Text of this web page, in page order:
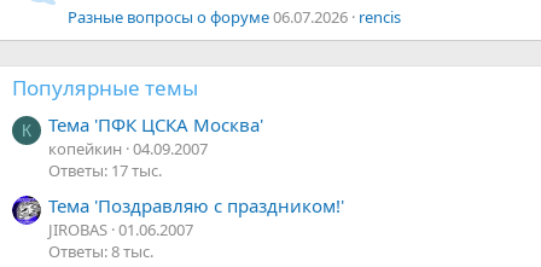
Разные вопросы о форуме06.07.2026 rencis
Популярные темы
К Тема 'ПФК ЦСКА Москва'
копейкин 04.09.2007
Ответы: 17 тыс.
Тема 'Поздравляю с праздником!'
JIROBAS 01.06.2007
Ответы: 8 тыс.